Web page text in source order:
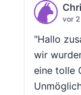
vor 2
"Hallo
wir
eine tolle